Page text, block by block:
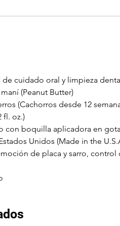
cuidado oral y limpieza
(Peanut Butter)
(Cachorros desde 12
fl. oz.)
con boquilla aplicadora en
Unidos (Made in the
de placa y sarro, control